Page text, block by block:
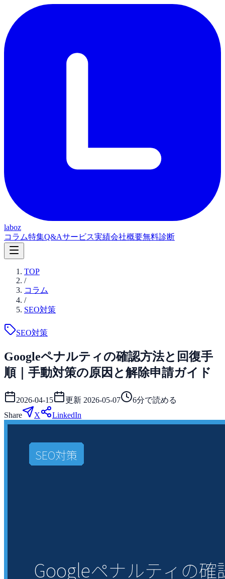
laboz
コラム特集Q&Aサービス実績会社概要無料診断
TOP
/
コラム
/
SEO対策
SEO対策
Googleペナルティの確認方法と回復手
順｜手動対策の原因と解除申請ガイド
2026-04-15 更新 2026-05-07 6分で読める
Share
X LinkedIn